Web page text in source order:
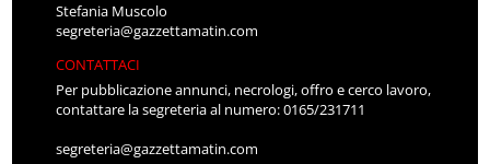
Stefania Muscolo
segreteria@gazzettamatin.com
CONTATTACI
Per pubblicazione annunci, necrologi, offro e cerco lavoro,
contattare la segreteria al numero: 0165/231711
segreteria@gazzettamatin.com